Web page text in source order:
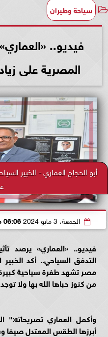
سياحة وطيران
فيديو..
المصرية على
أبو الحجاج العماري - الخبير
الجمعة، 3 مايو 2024 06:06 مـ
فيديو.. «العماري» يرصد
التدفق السياحي.. أكد
مصر تشهد طفرة سياحية كبيرة
من كنوز حباها الله بها ولا
وأكمل العماري تصريحاته:"
أبرزها الطقس المعتدل صيفا